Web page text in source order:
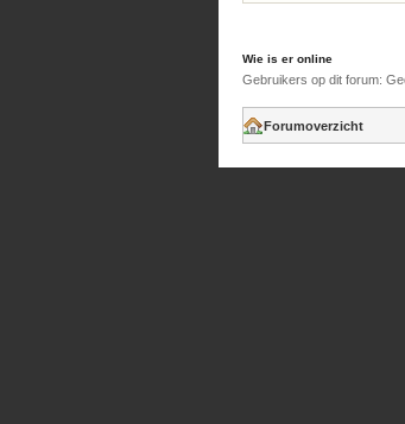
Wie is er online
Gebruikers op dit forum:
Forumoverzicht